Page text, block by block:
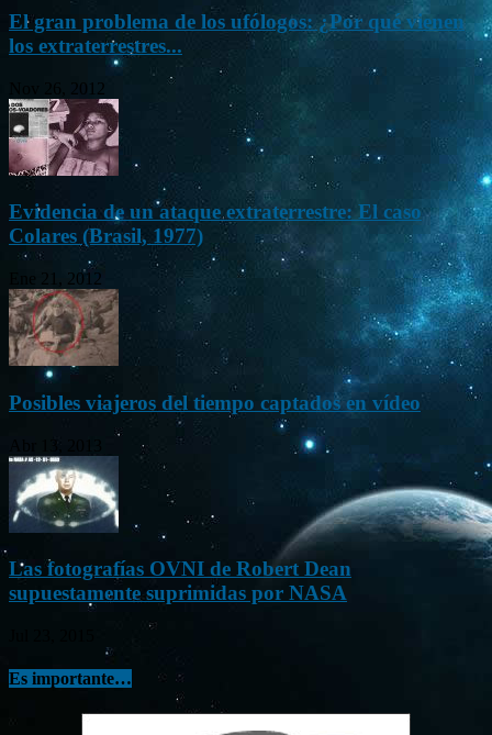
El gran problema de los ufólogos: ¿Por qué vienen
los extraterrestres...
Nov 26, 2012
Evidencia de un ataque extraterrestre: El caso
Colares (Brasil, 1977)
Ene 21, 2012
Posibles viajeros del tiempo captados en vídeo
Las fotografías OVNI de Robert Dean
supuestamente suprimidas por NASA
Es importante…